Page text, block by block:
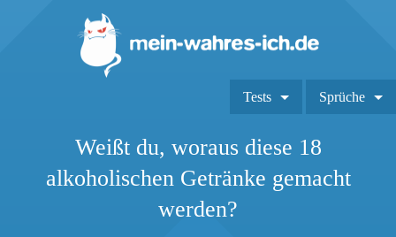
Tests Sprüche
Weißt du, woraus diese 18
alkoholischen Getränke gemacht
werden?